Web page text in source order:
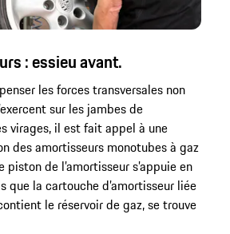
: essieu avant.
les forces transversales non
sur les jambes de
virages, il est fait appel à une
des amortisseurs monotubes à gaz
piston de l’amortisseur s’appuie en
que la cartouche d’amortisseur liée
le réservoir de gaz, se trouve